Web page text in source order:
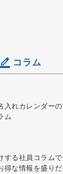
コラム
れカレンダーの
ム
する社員コラム
得な情報を盛り